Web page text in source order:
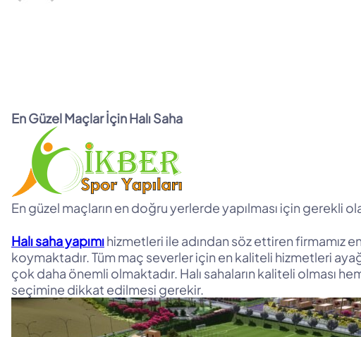
En Güzel Maçlar İçin Halı Saha
En güzel maçların en doğru yerlerde yapılması için gerekli
Halı saha yapımıhizmetleri ile adından söz ettiren firmamız
koymaktadır. Tüm maç severler için en kaliteli hizmetleri
çok daha önemli olmaktadır. Halı sahaların kaliteli olması
seçimine dikkat edilmesi gerekir.